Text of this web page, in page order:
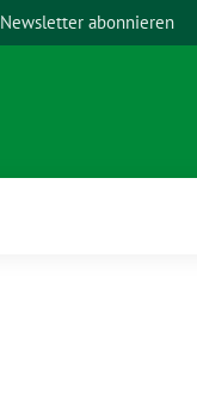
Newsletter abonnieren